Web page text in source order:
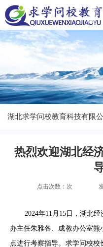
湖北求学问校教育科技有限公
热烈欢迎湖北经
点击次数： 次
2024年11月15日，湖北
办主任朱雅各、成教办公室
点进行考察指导。求学问校